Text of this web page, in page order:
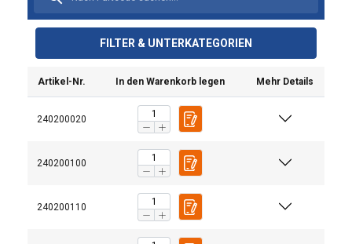
FILTER & UNTERKATEGORIEN
Artikel-Nr. In den Warenkorb legen Mehr Details
240200020
240200100
240200110